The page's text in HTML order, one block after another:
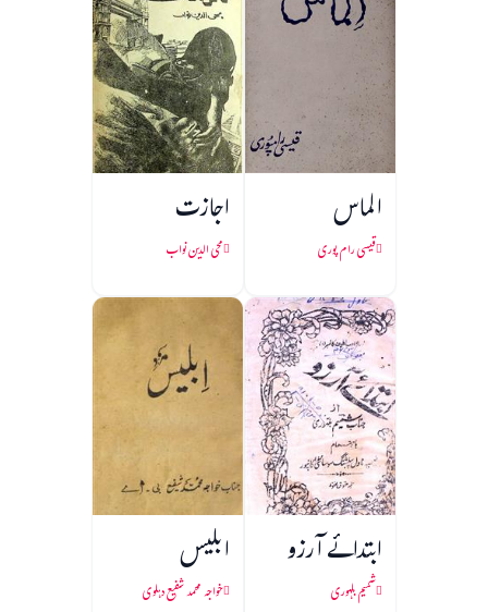
الماس
قیسی رام پوری
اجازت
محی الدین نواب
ابتدائے آرزو
شمیم بلہوری
ابلیس
خواجہ محمد شفیع دہلوی